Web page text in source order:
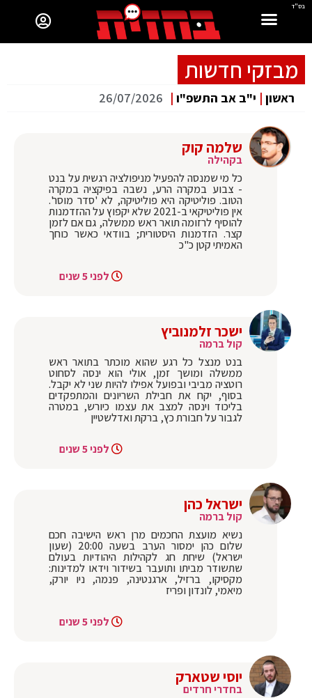
בס"ד
מבזקי חדשות
ראשון | י"ב אב התשפ"ו |
26/07/2026
שלמה קוק
בקהילה
‏כל מי שמנסה להפעיל מניפולציה רגשית על בנט
- צבוע במקרה הרע, נשבה בפיקציה במקרה
הטוב. פוליטיקה היא פוליטיקה, לא 'סדר מוסר'.
אין פוליטיקאי ב-2021 שלא יקפוץ על ההזדמנות
להוסיף לרזומה תואר ראש ממשלה, גם אם לזמן
קצר. הזדמנות היסטורית; בוודאי כאשר כוחך
האמיתי קטן כ"כ
לפני 5 שנים
ישכר זלמנוביץ
קול ברמה
‏בנט מנצל כל רגע שהוא מוכתר בתואר ראש
ממשלה ומושך זמן, אולי הוא ינסה לסחוט
רוטציה מביבי ובפועל אפילו להיות שני לא יקבל.
בסוף, יקח את חבילת השריונים והמתפקדים
בליכוד וינסה למצב את עצמו כיורש, במטרה
לגבור על חבורת כץ, ברקת ואדלשטיין
לפני 5 שנים
ישראל כהן
קול ברמה
‏נשיא מועצת החכמים מרן ראש הישיבה חכם
שלום כהן ימסור הערב בשעה 20:00 (שעון
ישראל) שיחת חג לקהילות היהודיות בעולם
שתשודר מביתו ותועבר בשידור וידאו למדינות:
מקסיקו, ברזיל, ארגנטינה, פנמה, ניו יורק,
מיאמי, לונדון ופריז
לפני 5 שנים
יוסי שטארק
בחדרי חרדים